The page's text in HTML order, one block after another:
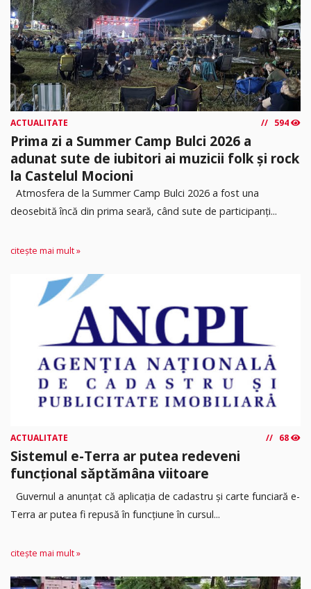
ACTUALITATE 594
Prima zi a Summer Camp Bulci 2026 a
adunat sute de iubitori ai muzicii folk și rock
la Castelul Mocioni
Atmosfera de la Summer Camp Bulci 2026 a fost una
deosebită încă din prima seară, când sute de participanți...
citește mai mult »
ACTUALITATE 68
Sistemul e-Terra ar putea redeveni
funcțional săptămâna viitoare
Guvernul a anunțat că aplicația de cadastru și carte funciară e-
Terra ar putea fi repusă în funcțiune în cursul...
citește mai mult »